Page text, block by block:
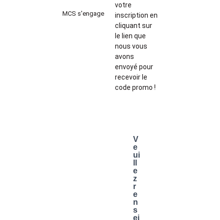
MCS s'engage
votre
inscription en
cliquant sur
le lien que
nous vous
avons
envoyé pour
recevoir le
code promo !
V
e
ui
e
z
r
e
n
s
ei